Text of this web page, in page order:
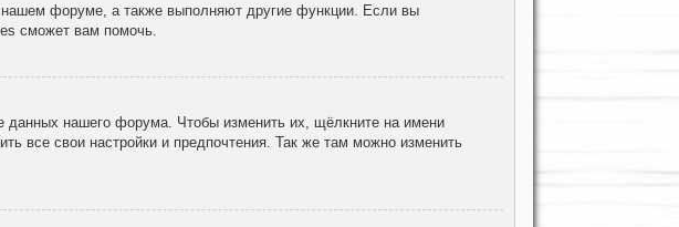
форуме, а также выполняют другие функции. Если вы
сможет вам помочь.
данных нашего форума. Чтобы изменить их, щёлкните на имени
все свои настройки и предпочтения. Так же там можно изменить